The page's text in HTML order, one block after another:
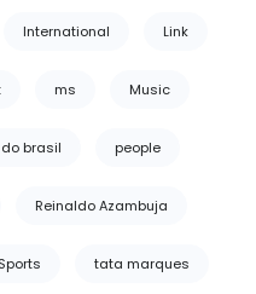
International Link
ms Music
brasil people
Reinaldo Azambuja
Sports tata marques